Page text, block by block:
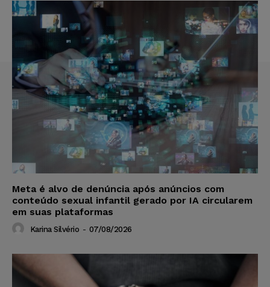
Meta é alvo de denúncia após anúncios com
conteúdo sexual infantil gerado por IA circularem
em suas plataformas
Karina Silvério - 07/08/2026